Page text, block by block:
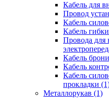
Кабель для
Провод
Кабель
Кабель
Провода
Кабель
Кабель
Кабель
прокладки
Металлорукав (1)